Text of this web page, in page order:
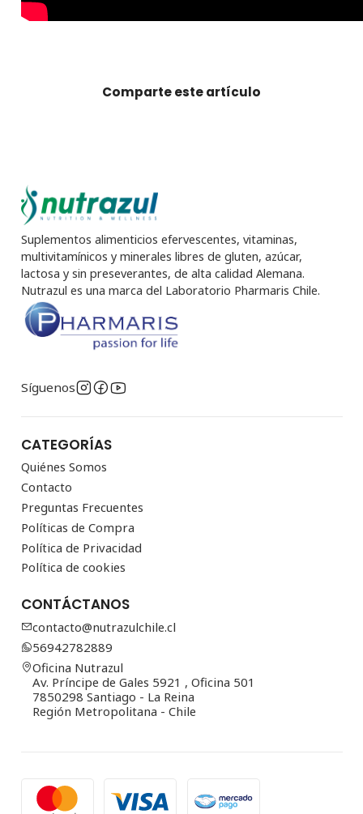
Comparte este artículo
Suplementos alimenticios efervescentes, vitaminas,
multivitamínicos y minerales libres de gluten, azúcar,
lactosa y sin preseverantes, de alta calidad Alemana.
Nutrazul es una marca del Laboratorio Pharmaris Chile.
Síguenos
CATEGORÍAS
Quiénes Somos
Contacto
Preguntas Frecuentes
Políticas de Compra
Política de Privacidad
Política de cookies
CONTÁCTANOS
contacto@nutrazulchile.cl
56942782889
Oficina Nutrazul
Av. Príncipe de Gales 5921 , Oficina 501
7850298 Santiago - La Reina
Región Metropolitana - Chile